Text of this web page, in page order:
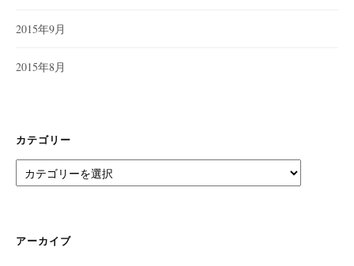
2015年9月
2015年8月
カテゴリー
テ
ー
アーカイブ